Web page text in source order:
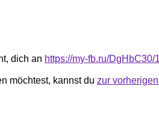
dich an https://my-fb.ru/DgHbC30/
möchtest, kannst du zur